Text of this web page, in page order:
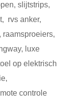
slijtstrips,
rvs anker,
raamsproeiers,
luxe
op elektrisch
controle